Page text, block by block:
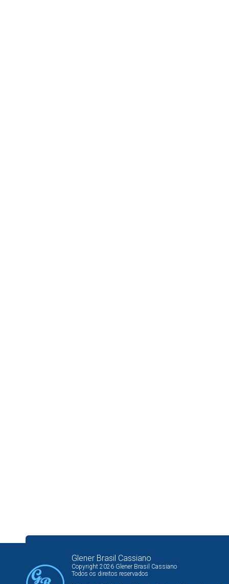
Glener Brasil Cassiano
Copyright 2026 Glener Brasil Cassiano
Todos os direitos reservados